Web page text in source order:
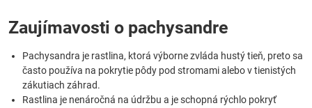
Zaujímavosti o pachysandre
Pachysandra je rastlina, ktorá výborne zvláda hustý tieň, preto sa
často používa na pokrytie pôdy pod stromami alebo v tienistých
zákutiach záhrad.
Rastlina je nenáročná na údržbu a je schopná rýchlo pokryť